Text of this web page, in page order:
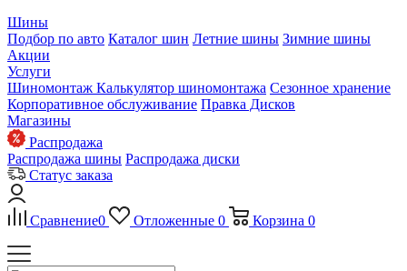
Шины
Подбор по авто Каталог шин Летние шины Зимние шины
Акции
Услуги
Шиномонтаж Калькулятор шиномонтажа Сезонное хранение
Корпоративное обслуживание Правка Дисков
Магазины
Распродажа
Распродажа шины Распродажа диски
Статус заказа
Сравнение0 Отложенные 0 Корзина 0